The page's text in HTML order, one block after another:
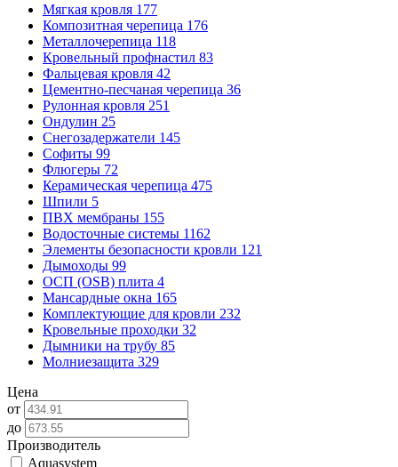
Мягкая кровля 177
Композитная черепица 176
Металлочерепица 118
Кровельный профнастил 83
Фальцевая кровля 42
Цементно-песчаная черепица 36
Рулонная кровля 251
Ондулин 25
Снегозадержатели 145
Софиты 99
Флюгеры 72
Керамическая черепица 475
Шпили 5
ПВХ мембраны 155
Водосточные системы 1162
Элементы безопасности кровли 121
Дымоходы 99
ОСП (OSB) плита 4
Мансардные окна 165
Комплектующие для кровли 232
Кровельные проходки 32
Дымники на трубу 85
Молниезащита 329
Цена
от
до
Производитель
Aquasystem